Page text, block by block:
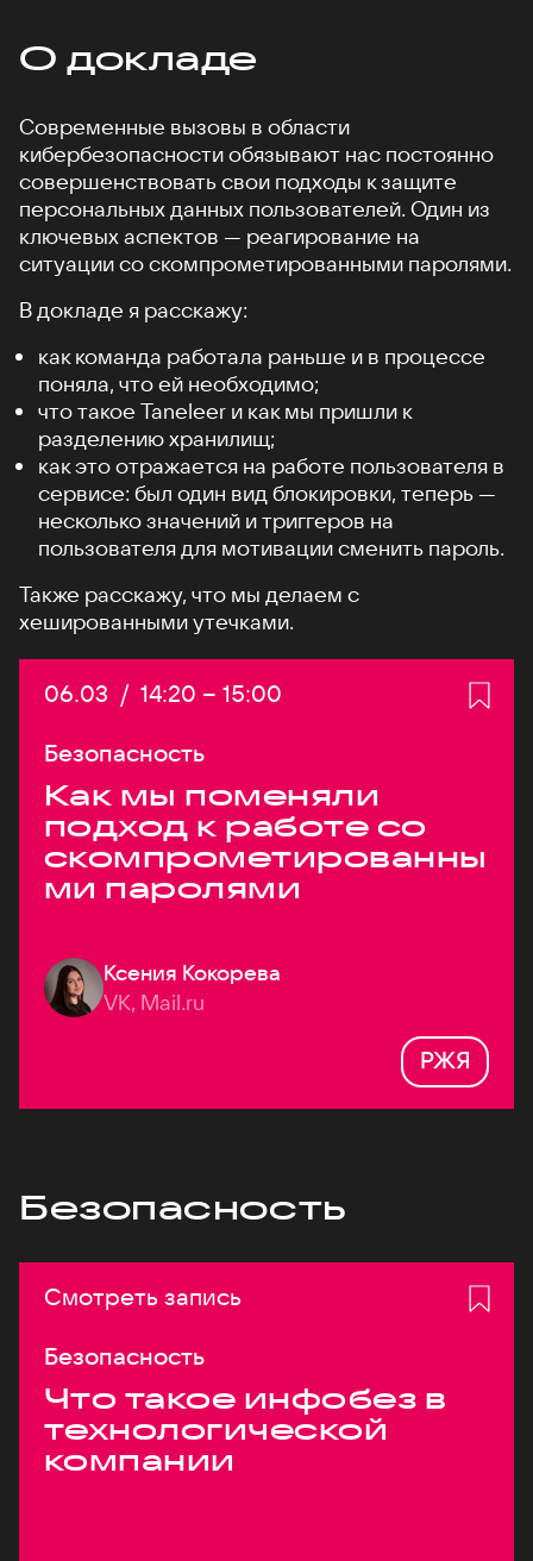
О докладе
Современные вызовы в области
кибербезопасности обязывают нас постоянно
совершенствовать свои подходы к защите
персональных данных пользователей. Один из
ключевых аспектов — реагирование на
ситуации со скомпрометированными паролями.
В докладе я расскажу:
как команда работала раньше и в процессе
поняла, что ей необходимо;
что такое Taneleer и как мы пришли к
разделению хранилищ;
как это отражается на работе пользователя в
сервисе: был один вид блокировки, теперь —
несколько значений и триггеров на
пользователя для мотивации сменить пароль.
Также расскажу, что мы делаем с
хешированными утечками.
Дата:
06.03 / Начало:
14:20 – Конец:
15:00
Безопасность
Как мы поменяли
подход к работе со
скомпрометированны
ми паролями
Ксения Кокорева
VK, Mail.ru
РЖЯ
Безопасность
Смотреть запись
Безопасность
Что такое инфобез в
технологической
компании